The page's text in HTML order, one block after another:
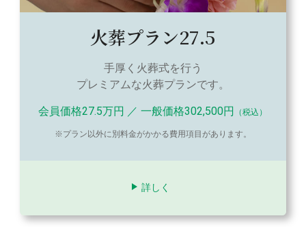
火葬プラン27.5
手厚く火葬式を行う
プレミアムな火葬プランです。
会員価格27.5万円 ／ 一般価格302,500円 （税込）
※プラン以外に別料金がかかる費用項目があります。
詳しく